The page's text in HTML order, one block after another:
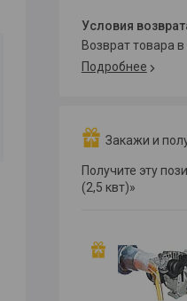
возврат товара
Подробнее
Закажи и
Получите эту
(2,5 квт)»